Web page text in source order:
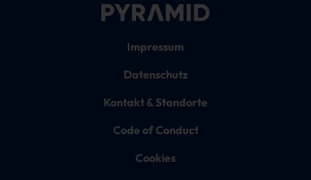
Impressum
Datenschutz
Kontakt & Standorte
Code of Conduct
Cookies